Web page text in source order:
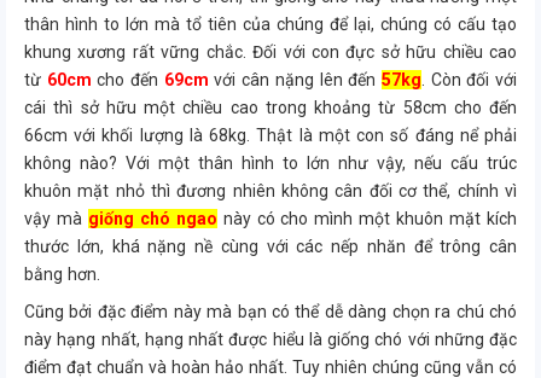
thân hình to lớn mà tổ tiên của chúng để lại, chúng có cấu tạo
khung xương rất vững chắc. Đối với con đực sở hữu chiều cao
từ 60cm cho đến 69cm với cân nặng lên đến 57kg . Còn đối với
cái thì sở hữu một chiều cao trong khoảng từ 58cm cho đến
66cm với khối lượng là 68kg. Thật là một con số đáng nể phải
không nào? Với một thân hình to lớn như vậy, nếu cấu trúc
khuôn mặt nhỏ thì đương nhiên không cân đối cơ thể, chính vì
vậy mà giống chó ngao này có cho mình một khuôn mặt kích
thước lớn, khá nặng nề cùng với các nếp nhăn để trông cân
bằng hơn.
Cũng bởi đặc điểm này mà bạn có thể dễ dàng chọn ra chú chó
này hạng nhất, hạng nhất được hiểu là giống chó với những đặc
điểm đạt chuẩn và hoàn hảo nhất. Tuy nhiên chúng cũng vẫn có